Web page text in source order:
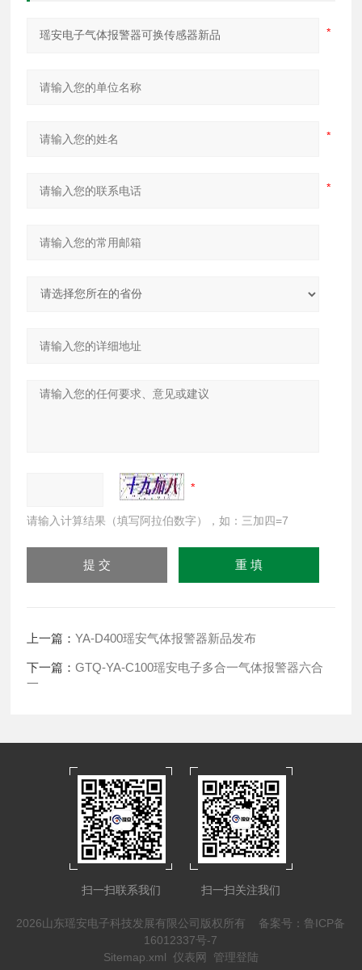
请输入计算结果（填写阿拉伯数字），如：三加四=7
上一篇：YA-D400瑶安气体报警器新品发布
下一篇：GTQ-YA-C100瑶安电子多合一气体报警器六合
一
扫一扫联系我们 扫一扫关注我们
2026山东瑶安电子科技发展有限公司版权所有 备案号：鲁ICP备
16012337号-7
Sitemap.xml
仪表网 管理登陆